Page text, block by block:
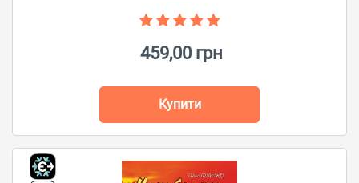
459,00 грн
Купити